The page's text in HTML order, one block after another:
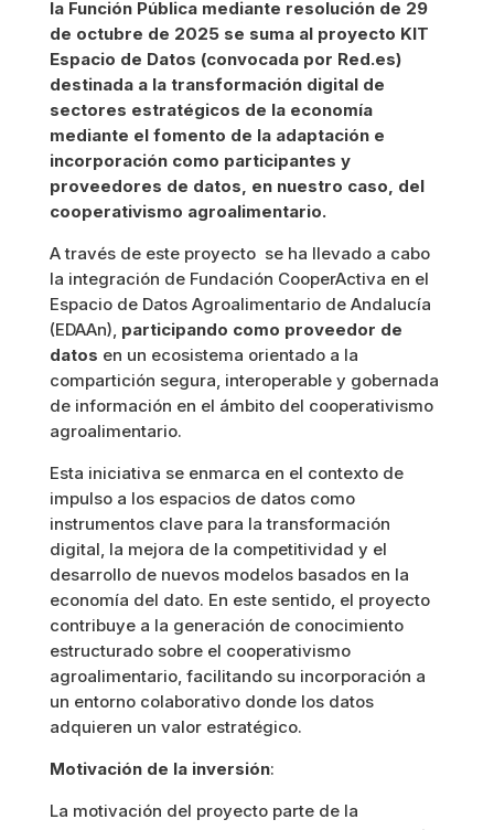
la Función Pública mediante resolución de 29
de octubre de 2025 se suma al proyecto KIT
Espacio de Datos (convocada por Red.es)
destinada a la transformación digital de
sectores estratégicos de la economía
mediante el fomento de la adaptación e
incorporación como participantes y
proveedores de datos, en nuestro caso, del
cooperativismo agroalimentario.
A través de este proyecto se ha llevado a cabo
la integración de Fundación CooperActiva en el
Espacio de Datos Agroalimentario de Andalucía
(EDAAn), participando como proveedor de
datos en un ecosistema orientado a la
compartición segura, interoperable y gobernada
de información en el ámbito del cooperativismo
agroalimentario.
Esta iniciativa se enmarca en el contexto de
impulso a los espacios de datos como
instrumentos clave para la transformación
digital, la mejora de la competitividad y el
desarrollo de nuevos modelos basados en la
economía del dato. En este sentido, el proyecto
contribuye a la generación de conocimiento
estructurado sobre el cooperativismo
agroalimentario, facilitando su incorporación a
un entorno colaborativo donde los datos
adquieren un valor estratégico.
Motivación de la inversión:
La motivación del proyecto parte de la